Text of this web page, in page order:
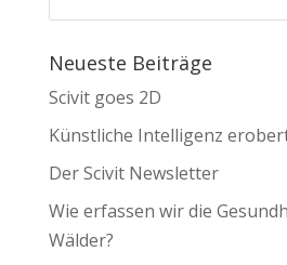
Neueste Beiträge
Scivit goes 2D
Künstliche Intelligenz
Der Scivit Newsletter
Wie erfassen wir die
Wälder?